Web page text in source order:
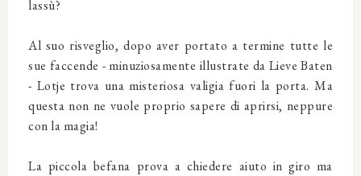
lassù?
Al suo risveglio, dopo aver portato a termine tutte le
sue faccende - minuziosamente illustrate da Lieve Baten
- Lotje trova una misteriosa valigia fuori la porta. Ma
questa non ne vuole proprio sapere di aprirsi, neppure
con la magia!
La piccola befana prova a chiedere aiuto in giro ma